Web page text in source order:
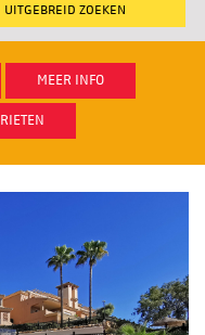
UITGEBREID ZOEKEN
MEER INFO